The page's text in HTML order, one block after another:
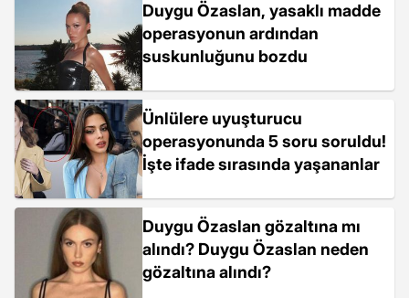
Duygu Özaslan, yasaklı madde
operasyonun ardından
suskunluğunu bozdu
Ünlülere uyuşturucu
operasyonunda 5 soru soruldu!
İşte ifade sırasında yaşananlar
Duygu Özaslan gözaltına mı
alındı? Duygu Özaslan neden
gözaltına alındı?